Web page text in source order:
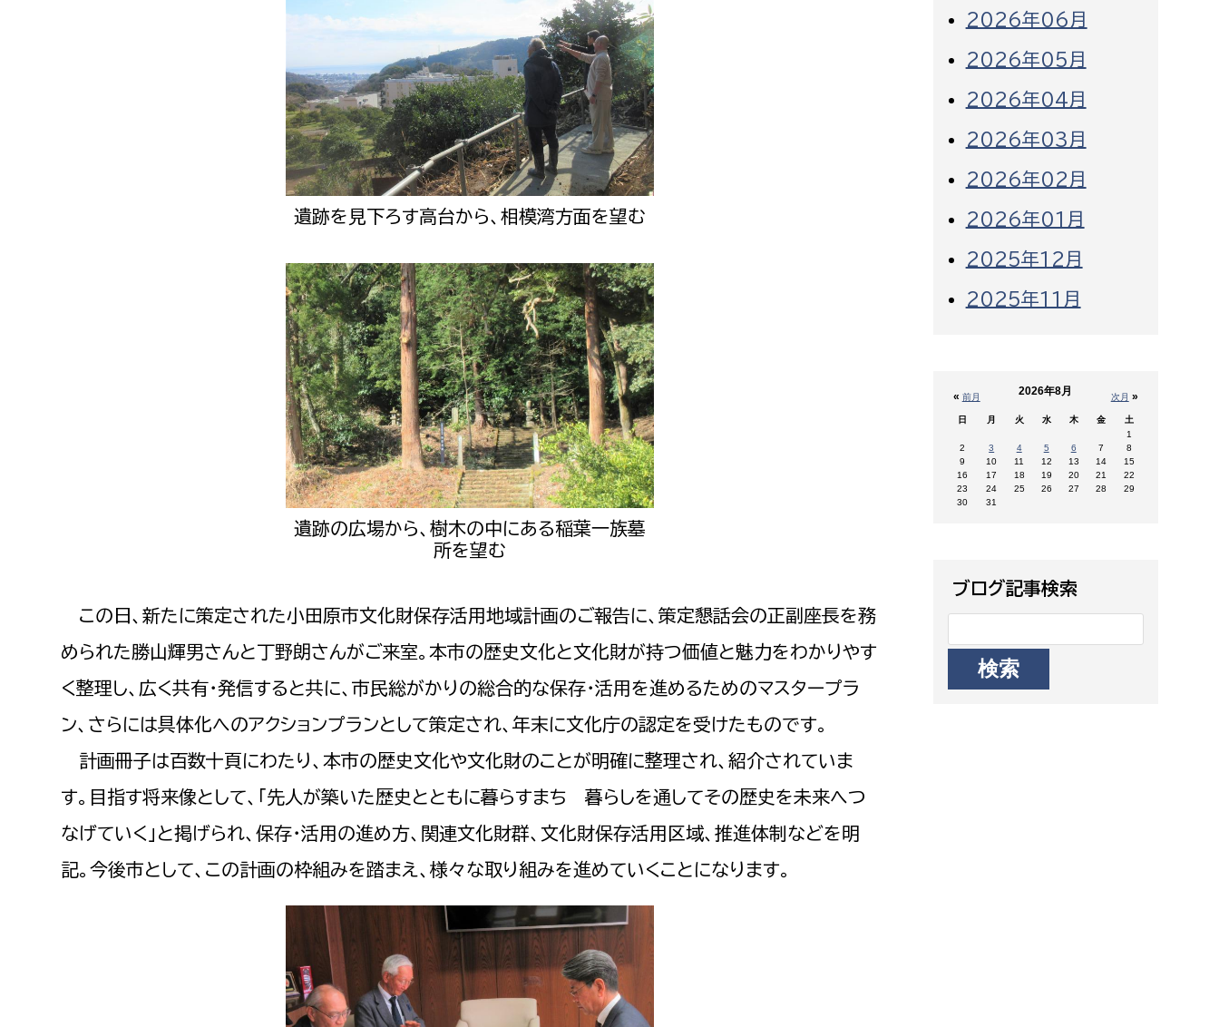
遺跡を見下ろす高台から、相模湾方面を望む
遺跡の広場から、樹木の中にある稲葉一族墓
所を望む
この日、新たに策定された小田原市文化財保存活用地域計画のご報告に、策定懇話会の正副座長を務
められた勝山輝男さんと丁野朗さんがご来室。本市の歴史文化と文化財が持つ価値と魅力をわかりやす
く整理し、広く共有・発信すると共に、市民総がかりの総合的な保存・活用を進めるためのマスタープラ
ン、さらには具体化へのアクションプランとして策定され、年末に文化庁の認定を受けたものです。
​​​​​​​ 計画冊子は百数十頁にわたり、本市の歴史文化や文化財のことが明確に整理され、紹介されていま
す。目指す将来像として、「先人が築いた歴史とともに暮らすまち 暮らしを通してその歴史を未来へつ
なげていく」と掲げられ、保存・活用の進め方、関連文化財群、文化財保存活用区域、推進体制などを明
記。今後市として、この計画の枠組みを踏まえ、様々な取り組みを進めていくことになります。
2026年06月
2026年05月
2026年04月
2026年03月
2026年02月
2026年01月
2025年12月
2025年11月
« 前月 次月 »
2026年8月
日 月 火 水 木 金
土
1
2
3 4 5 6 7
8
9
10 11 12 13 14
15
16
17 18 19 20 21
22
23
24 25 26 27 28
29
30
31
ブログ記事検索